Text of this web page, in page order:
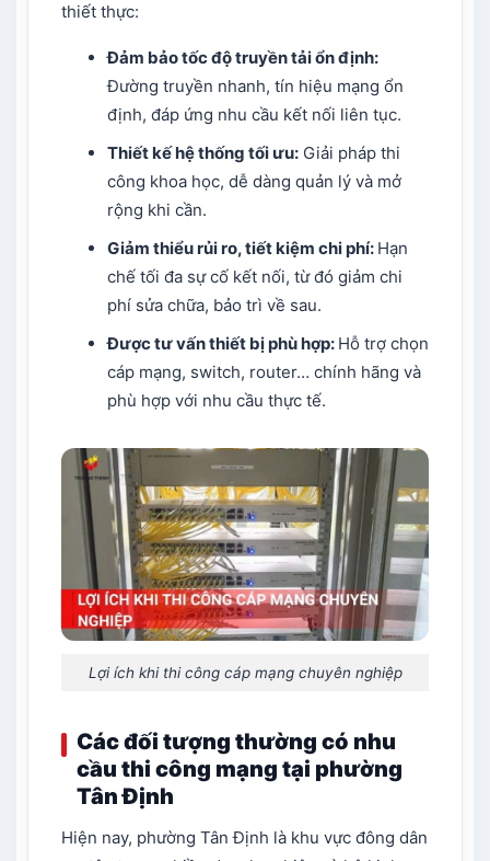
thiết thực:
Đảm bảo tốc độ truyền tải ổn định:
Đường truyền nhanh, tín hiệu mạng ổn
định, đáp ứng nhu cầu kết nối liên tục.
Thiết kế hệ thống tối ưu:Giải pháp thi
công khoa học, dễ dàng quản lý và mở
rộng khi cần.
Giảm thiểu rủi ro, tiết kiệm chi phí: Hạn
chế tối đa sự cố kết nối, từ đó giảm chi
phí sửa chữa, bảo trì về sau.
Được tư vấn thiết bị phù hợp: Hỗ trợ chọn
cáp mạng, switch, router… chính hãng và
phù hợp với nhu cầu thực tế.
Lợi ích khi thi công cáp mạng chuyên nghiệp
Các đối tượng thường có nhu
cầu thi công mạng tại phường
Tân Định
Hiện nay, phường Tân Định là khu vực đông dân